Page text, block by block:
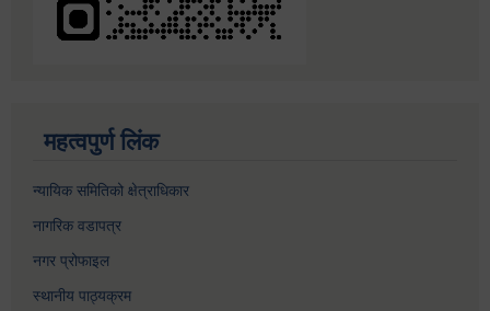
महत्वपुर्ण लिंक
न्यायिक समितिको क्षेत्राधिकार
नागरिक वडापत्र
नगर प्रोफाइल
स्थानीय पाठ्यक्रम